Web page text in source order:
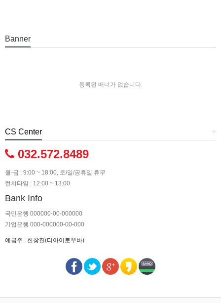
Banner
등록된 배너가 없습니다.
+
CS Center
032.572.8489
월-금 : 9:00 ~ 18:00, 토/일/공휴일 휴무
런치타임 : 12:00 ~ 13:00
Bank Info
국민은행 000000-00-000000
기업은행 000-000000-00-000
예금주 : 한창진(티아이토우바)